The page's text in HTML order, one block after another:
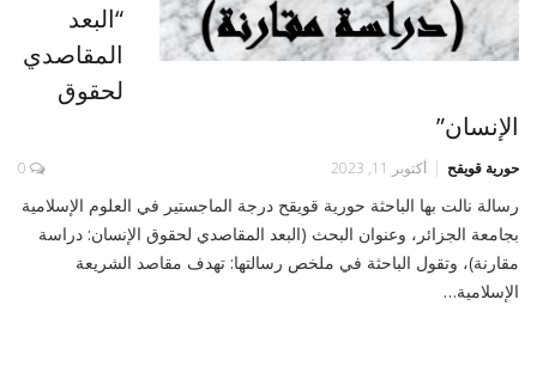
“البعد
المقاصدي
لحقوق
الإنسان”
حورية قويقح أكتوبر 11, 2023 0
رسالة نالت بها الباحثة حورية قويقح درجة الماجستير في العلوم الإسلامية
بجامعة الجزائر، وعنوان البحث (البعد المقاصدي لحقوق الإنسان: دراسة
مقارنة)، وتقول الباحثة في ملخص رسالتها: تهدف مقاصد الشريعة
الإسلامية…